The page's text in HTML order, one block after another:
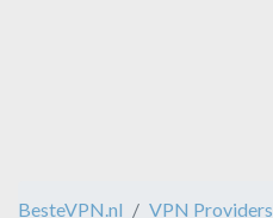
BesteVPN.nl VPN Providers